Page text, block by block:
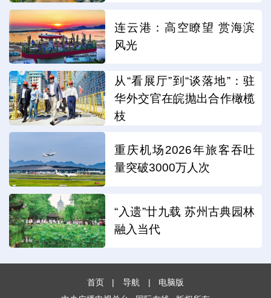
连云港：高空瞭望 赏海滨
风光
从“看展厅”到“谈落地”：驻
华外交官在皖抛出合作橄榄
枝
重庆机场2026年旅客吞吐
量突破3000万人次
“入遗”廿九载 苏州古典园林
融入当代
首页 | 导航 |
电脑版